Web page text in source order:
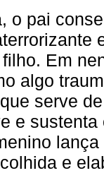
o pai
Em
algo
serve
e
e